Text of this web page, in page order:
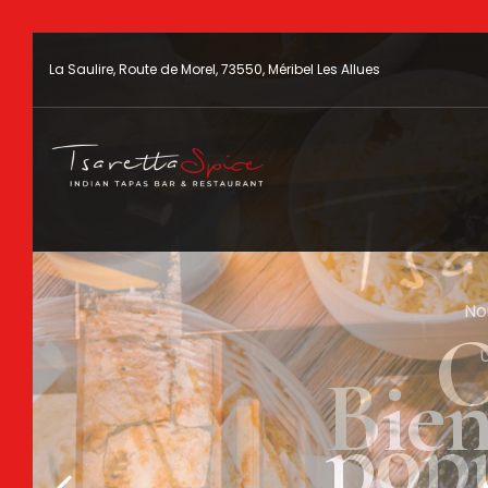
La Saulire, Route de Morel, 73550, Méribel Les Allues